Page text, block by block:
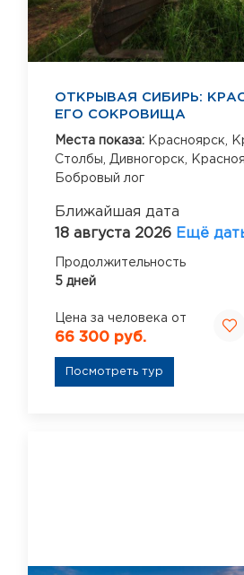
ОТКРЫВАЯ СИБИРЬ:
ЕГО СОКРОВИЩА
Места показа: Красноярск,
Столбы, Дивногорск,
Бобровый лог
Ближайшая дата
18 августа 2026 Ещё
Продолжительность
5 дней
Цена за человека от
66 300 руб.
Посмотреть тур